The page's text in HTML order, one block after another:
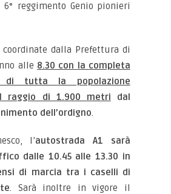
reggimento Genio pionieri
coordinate dalla Prefettura di
alle 8.30 con la completa
di tutta la popolazione
raggio di 1.900 metri dal
dell’ordigno.
l’autostrada A1 sarà
dalle 10.45 alle 13.30 in
di marcia tra i caselli di
. Sarà inoltre in vigore il